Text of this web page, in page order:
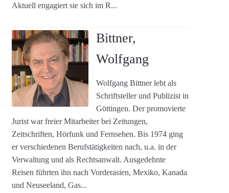
Aktuell engagiert sie sich im R...
Bittner,
Wolfgang
Wolfgang Bittner lebt als
Schriftsteller und Publizist in
Göttingen. Der promovierte
Jurist war freier Mitarbeiter bei Zeitungen,
Zeitschriften, Hörfunk und Fernsehen. Bis 1974 ging
er verschiedenen Berufstätigkeiten nach, u.a. in der
Verwaltung und als Rechtsanwalt. Ausgedehnte
Reisen führten ihn nach Vorderasien, Mexiko, Kanada
und Neuseeland, Gas...